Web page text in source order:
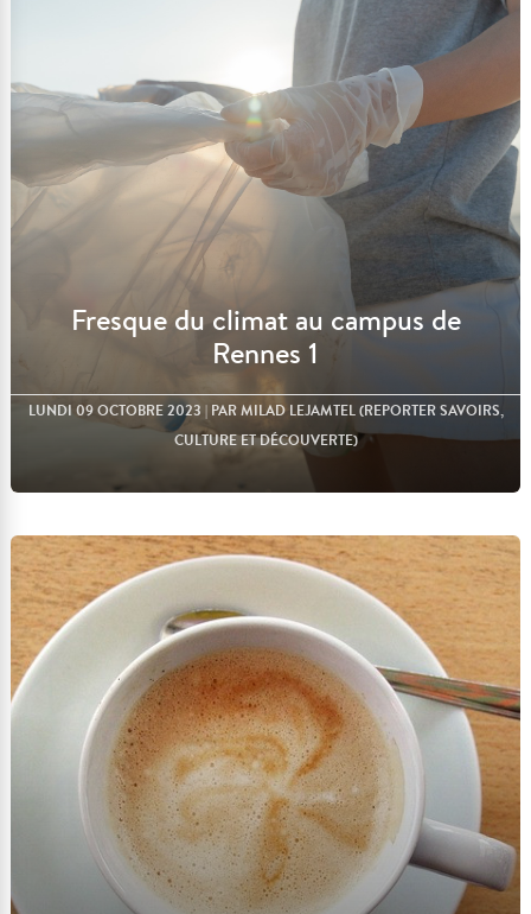
Lire l'article
Fresque du climat au campus de
Rennes 1
LUNDI 09 OCTOBRE 2023 | PAR MILAD LEJAMTEL (REPORTER SAVOIRS,
CULTURE ET DÉCOUVERTE)
Lire l'article